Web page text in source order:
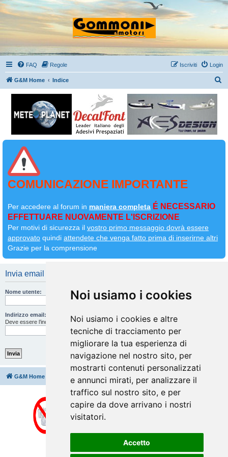
Noi usiamo i cookies
Noi usiamo i cookies e altre
tecniche di tracciamento per
migliorare la tua esperienza di
navigazione nel nostro sito, per
mostrarti contenuti personalizzati
e annunci mirati, per analizzare il
traffico sul nostro sito, e per
capire da dove arrivano i nostri
visitatori.
Accetto
FAQ Regole Login
Iscriviti
G&M Home Indice
COMUNICAZIONE IMPORTANTE
Per accedere al forum in maniera completa É NECESSARIO
EFFETTUARE NUOVAMENTE L'ISCRIZIONE
Per motivi di sicurezza il vostro primo messaggio dovrà essere
approvato quindi attendete che venga fatto prima di inserirne altri
Grazie per la comprensione
Invia email di attivazione
Nome utente:
Indirizzo email:
Deve essere l’indirizzo email che hai inserito durante la registrazione.
G&M Home Tutti gli orari sonoUTC+02:00
Cancella cookie